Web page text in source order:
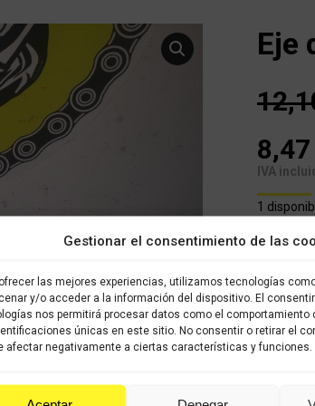
Gestionar el consentimiento de las
las mejores experiencias, utilizamos tecnologías
y/o acceder a la información del dispositivo. El
nos permitirá procesar datos como el comportamiento
únicas en este sitio. No consentir o retirar el
afectar negativamente a ciertas características y funciones.
Eje
8,47
IVA
1
Eje